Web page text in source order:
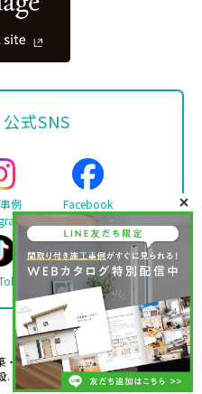
式SNS
例
Facebook
LINE
・リフォーム・注文住宅は
. All rights reserved.